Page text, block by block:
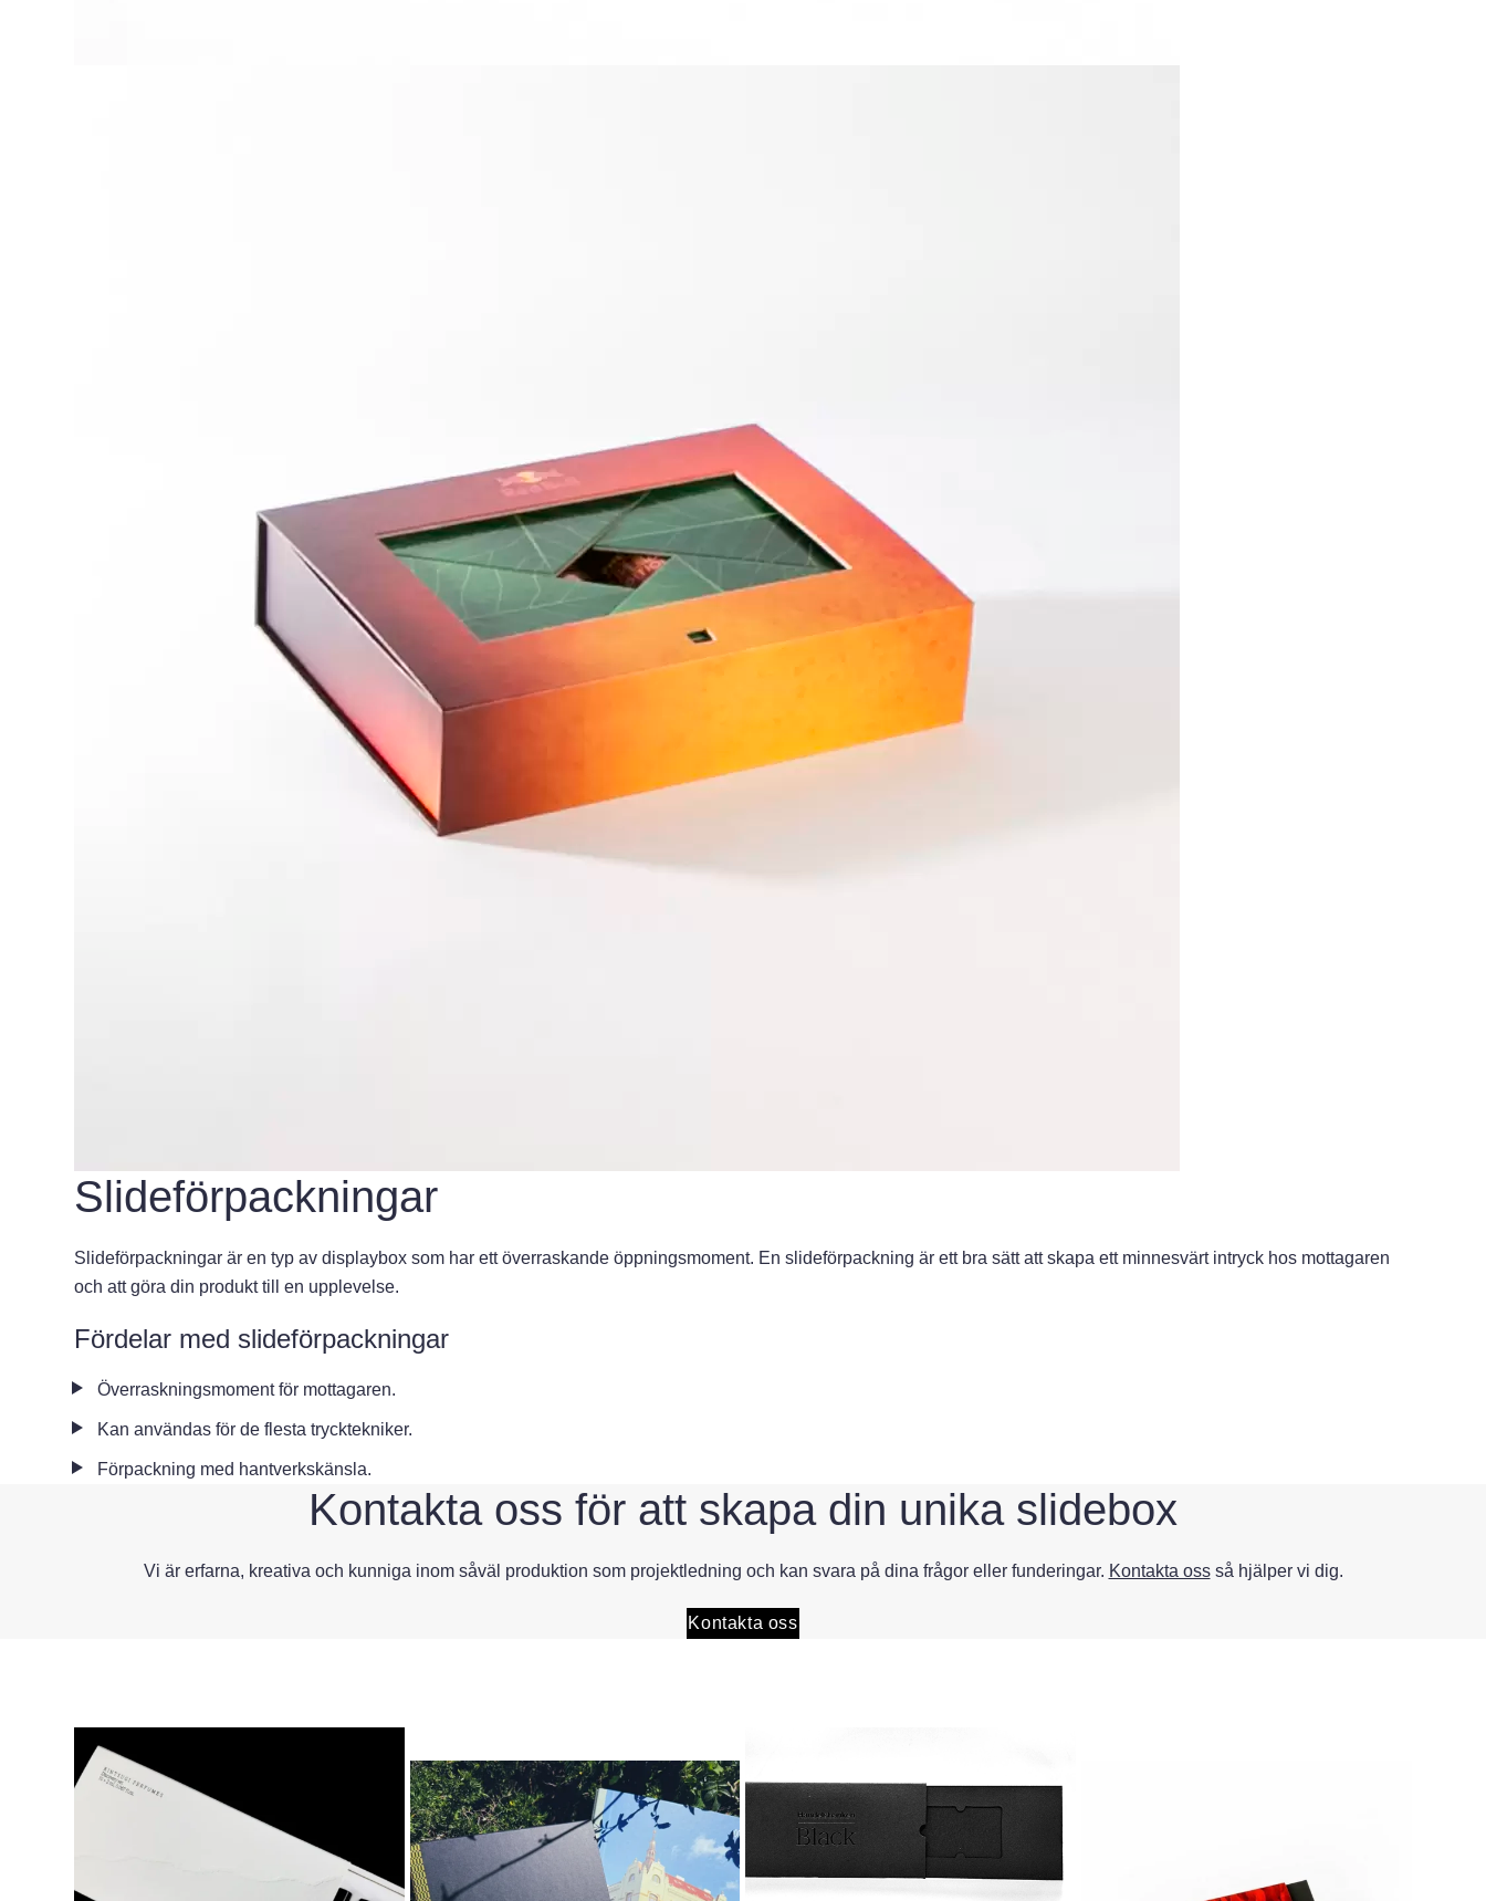
Slideförpackningar
Slideförpackningar är en typ av displaybox som har ett överraskande öppningsmoment. En slideförpackning är ett bra sätt att skapa ett minnesvärt intryck hos mottagaren
och att göra din produkt till en upplevelse.
Fördelar med slideförpackningar
Överraskningsmoment för mottagaren.
Kan användas för de flesta trycktekniker.
Förpackning med hantverkskänsla.
Kontakta oss för att skapa din unika slidebox
Vi är erfarna, kreativa och kunniga inom såväl produktion som projektledning och kan svara på dina frågor eller funderingar. Kontakta ossså hjälper vi dig.
Kontakta oss